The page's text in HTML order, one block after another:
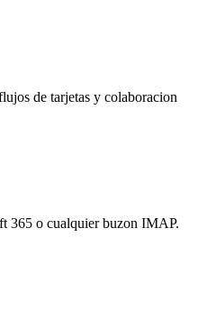
de tarjetas y colaboracion
365 o cualquier buzon IMAP.